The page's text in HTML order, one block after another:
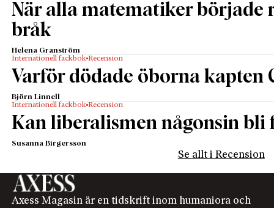
När alla matematiker började
bråk
Helena Granström
Internationell fackbok Recension
Varför dödade öborna kapten
Björn Linnell
Internationell fackbok Recension
Kan liberalismen någonsin bli
Susanna Birgersson
Se allt i Recension
Axess Magasin är en tidskrift inom humaniora och